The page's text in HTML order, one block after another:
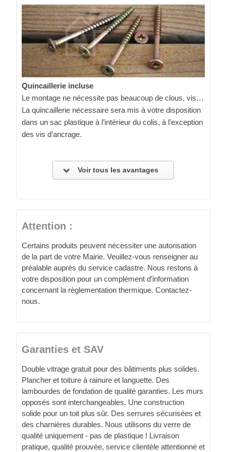
Quincaillerie incluse
Le montage ne nécessite pas beaucoup de clous, vis…
La quincaillerie nécessaire sera mis à votre disposition
dans un sac plastique à l’intérieur du colis, à l'exception
des vis d'ancrage.
Voir tous les avantages
Attention :
Certains produits peuvent nécessiter une autorisation
de la part de votre Mairie. Veuillez-vous renseigner au
préalable auprès du service cadastre. Nous restons à
votre disposition pour un complément d’information
concernant la règlementation thermique. Contactez-
nous.
Garanties et SAV
Double vitrage gratuit pour des bâtiments plus solides.
Plancher et toiture à rainure et languette. Des
lambourdes de fondation de qualité garanties. Les murs
opposés sont interchangeables. Une construction
solide pour un toit plus sûr. Des serrures sécurisées et
des charnières durables. Nous utilisons du verre de
qualité uniquement - pas de plastique ! Livraison
pratique, qualité prouvée, service clientèle attentionné et